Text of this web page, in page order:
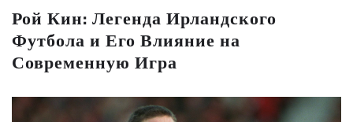
Рой Кин: Легенда Ирландского
Футбола и Его Влияние на
Современную Игра